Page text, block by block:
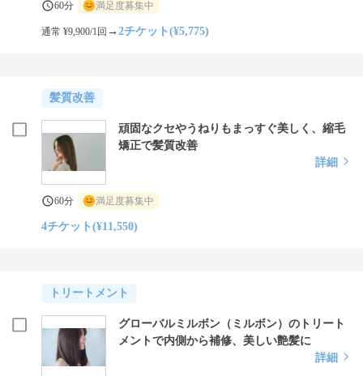
60分 満足度募集中
通常 ¥9,900/1回 →2チケット(¥5,775)
髪質改善
頑固なクセやうねりもまっすぐ美しく、縮毛
矯正で髪質改善
詳細
60分 満足度募集中
4チケット(¥11,550)
トリートメント
グローバルミルボン（ミルボン）のトリート
メントで内側から補修、美しい艶髪に
詳細